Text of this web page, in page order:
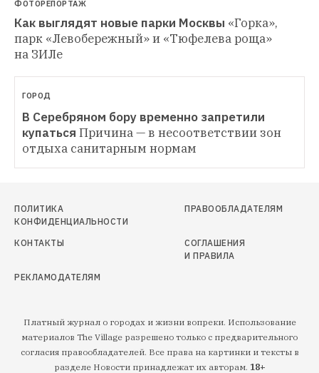
ФОТОРЕПОРТАЖ
Как выглядят новые парки Москвы «Горка»,
парк «Левобережный» и «Тюфелева роща»
на ЗИЛе
ГОРОД
В Серебряном бору временно запретили
купаться Причина — в несоответствии зон
отдыха санитарным нормам
ПОЛИТИКА
КОНФИДЕНЦИАЛЬНОСТИ
ПРАВООБЛАДАТЕЛЯМ
КОНТАКТЫ
СОГЛАШЕНИЯ
И ПРАВИЛА
РЕКЛАМОДАТЕЛЯМ
Платный журнал о городах и жизни вопреки. Использование
материалов The Village разрешено только с предварительного
согласия правообладателей. Все права на картинки и тексты в
разделе Новости принадлежат их авторам. 18+